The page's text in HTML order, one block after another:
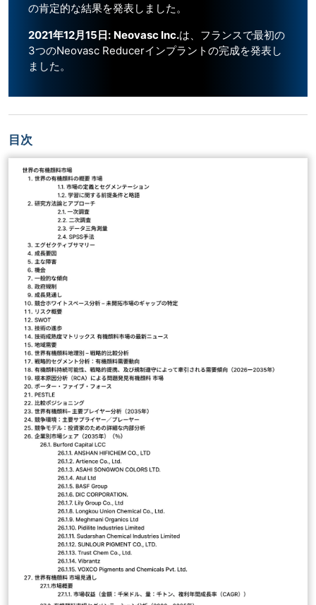
の肯定的な結果を発表しました。
2021年12月15日: Neovasc Inc.は、フランスで最初の
3つのNeovasc Reducerインプラントの完成を発表し
ました。
目次